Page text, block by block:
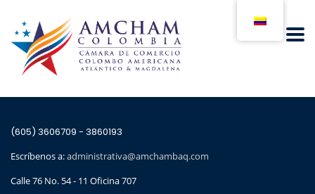
(605) 3606709 - 3860193
Escríbenos a:administrativa@amchambaq.com
Calle 76 No. 54 - 11 Oficina 707